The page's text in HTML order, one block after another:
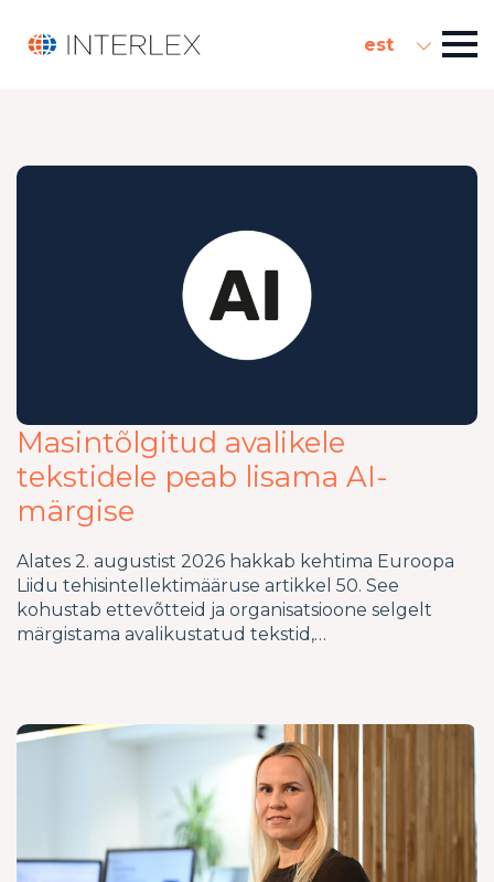
est
Masintõlgitud avalikele
tekstidele peab lisama AI-
märgise
Alates 2. augustist 2026 hakkab kehtima Euroopa
Liidu tehisintellektimääruse artikkel 50. See
kohustab ettevõtteid ja organisatsioone selgelt
märgistama avalikustatud tekstid,…